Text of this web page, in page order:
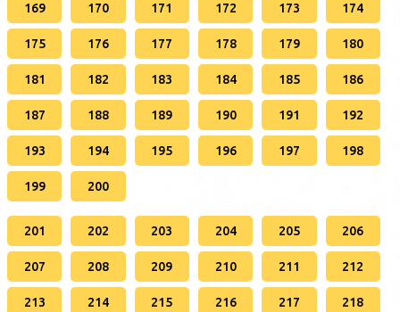
169 170 171 172 173 174
175 176 177 178 179 180
181 182 183 184 185 186
187 188 189 190 191 192
193 194 195 196 197 198
199 200
201 202 203 204 205 206
207 208 209 210 211 212
213 214 215 216 217 218